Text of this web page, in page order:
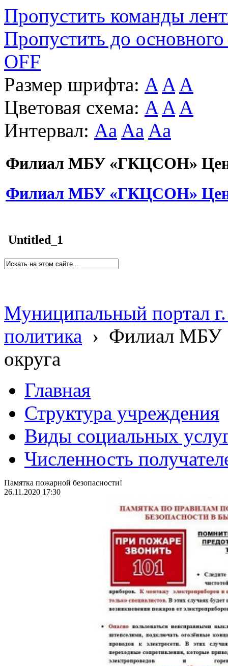
Пропустить команды
Пропустить до основного
OFF
Размер шрифта: A A A
Цветовая схема: A A A
Интервал: Aa Aa Aa
Филиал МБУ «ГКЦСОН»
Филиал МБУ «ГКЦСОН»
Untitled_1
Муниципальный портал
политика › Филиал МБУ
округа
Главная
Структура учреждения
Виды социальных
Численность
Памятка пожарной безопасности!
26.11.2020 17:30